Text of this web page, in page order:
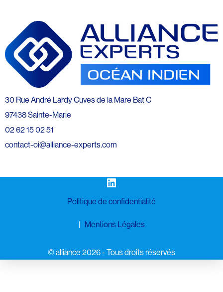
30 Rue André Lardy Cuves de la Mare Bat C
97438 Sainte-Marie
02 62 15 02 51
contact-oi@alliance-experts.com
LinkedIn
Politique de confidentialité
Mentions Légales
©️ alliance 2026 - Tous droits réservés